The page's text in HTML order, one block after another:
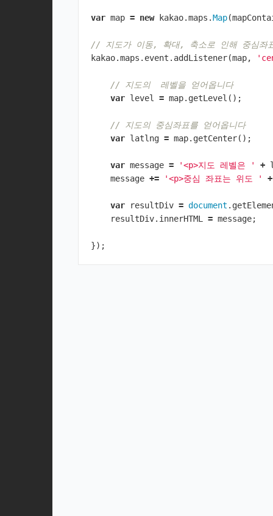
var map = new kakao.maps .Map(
// 지도가 이동, 확대, 축소로 인해 중심좌
kakao.maps . event . addListener(map,
// 지도의  레벨을 얻어옵니다
var level = map. getLevel ();
// 지도의 중심좌표를 얻어옵니다
var latlng = map. getCenter();
var message = '<p>지도 레벨은 ' +
message += '<p>중심 좌표는 위도 ' +
var resultDiv = document .
resultDiv. innerHTML = message;
});